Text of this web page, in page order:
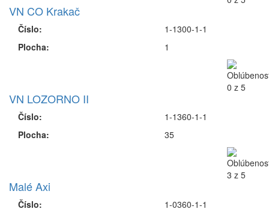
VN Lozorno č. 1
Číslo:
Plocha:
1-1350-1-2
2
Jazero Čierny Feld
Číslo:
Plocha:
1-0220-1-1
1
VN CO Krakač
Číslo: 1-1300-1-1